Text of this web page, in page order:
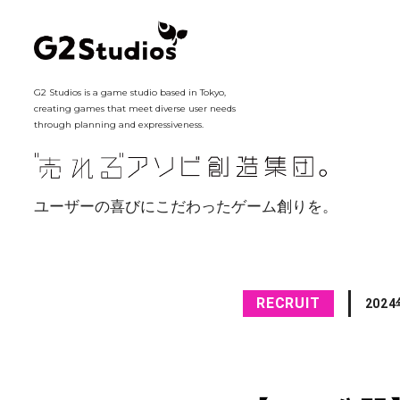
G2 Studios is a game studio based in Tokyo,
creating games that meet diverse user needs
through planning and expressiveness.
ユーザーの喜びにこだわったゲーム創りを。
RECRUIT 2024